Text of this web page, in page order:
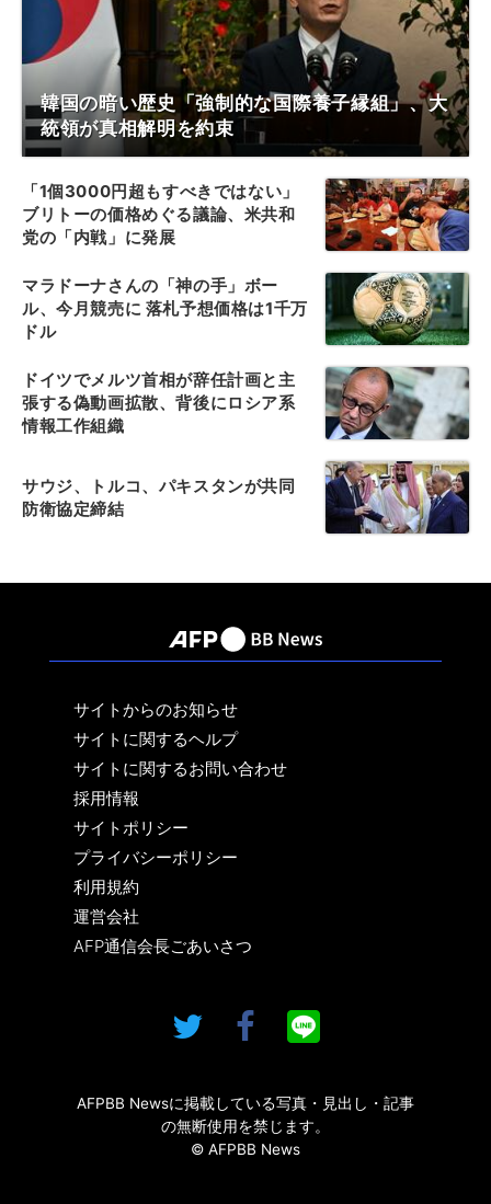
韓国の暗い歴史「強制的な国際養子縁組」、大
統領が真相解明を約束
「1個3000円超もすべきではない」
ブリトーの価格めぐる議論、米共和
党の「内戦」に発展
マラドーナさんの「神の手」ボー
ル、今月競売に 落札予想価格は1千万
ドル
ドイツでメルツ首相が辞任計画と主
張する偽動画拡散、背後にロシア系
情報工作組織
サウジ、トルコ、パキスタンが共同
防衛協定締結
サイトからのお知らせ
サイトに関するヘルプ
サイトに関するお問い合わせ
採用情報
サイトポリシー
プライバシーポリシー
利用規約
運営会社
AFP通信会長ごあいさつ
AFPBB Newsに掲載している写真・見出し・記事
の無断使用を禁じます。
© AFPBB News